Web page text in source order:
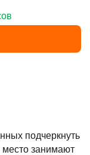
подчеркнуть
место занимают